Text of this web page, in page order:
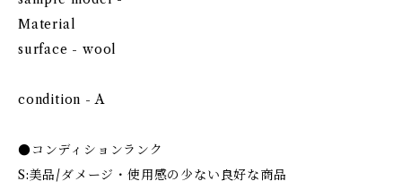
Material
surface - wool
condition - A
●コンディションランク
S:美品/ダメージ・使用感の少ない良好な商品